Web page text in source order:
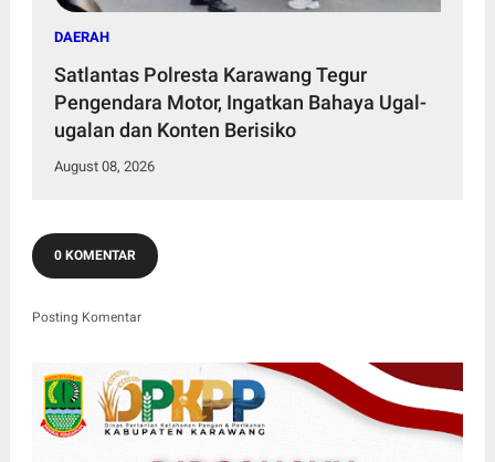
DAERAH
Satlantas Polresta Karawang Tegur
Pengendara Motor, Ingatkan Bahaya Ugal-
ugalan dan Konten Berisiko
August 08, 2026
0 KOMENTAR
Posting Komentar